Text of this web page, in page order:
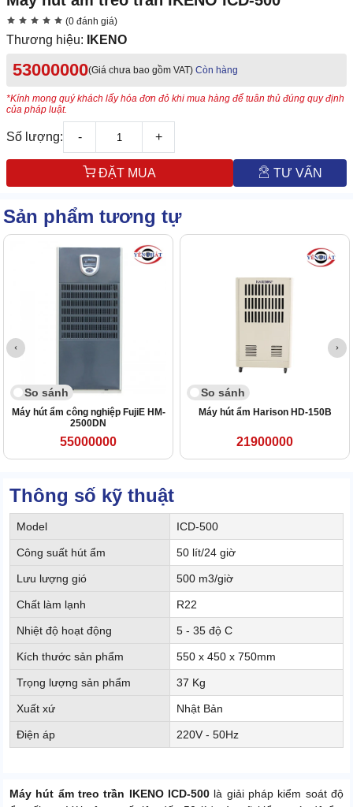
(0 đánh giá)
Thương hiệu: IKENO
53000000(Giá chưa bao gồm VAT) Còn hàng
*Kính mong quý khách lấy hóa đơn đỏ khi mua hàng để tuân thủ đúng quy định
của pháp luật.
Số lượng: - +
ĐẶT MUA TƯ VẤN
Sản phẩm tương tự
So sánh
Máy hút ẩm công nghiệp FujiE HM-
2500DN
55000000
So sánh
Máy hút ẩm Harison HD-150B
21900000
Thông số kỹ thuật
Model ICD-500
Công suất hút ẩm 50 lít/24 giờ
Lưu lượng gió 500 m3/giờ
Chất làm lạnh R22
Nhiệt độ hoạt động 5 - 35 độ C
Kích thước sản phẩm 550 x 450 x 750mm
Trọng lượng sản phẩm 37 Kg
Xuất xứ Nhật Bản
Điện áp 220V - 50Hz
Máy hút ẩm treo trần IKENO ICD-500 là giải pháp kiểm soát độ